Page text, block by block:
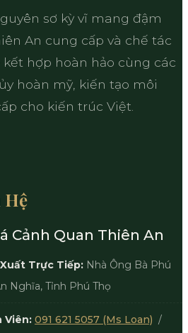
sơ kỳ vĩ mang đậm
An cung cấp và chế tác
hợp hoàn hảo cùng các
hoàn mỹ, kiến tạo môi
cho kiến trúc Việt.
Cảnh Quan Thiên An
Trực Tiếp: Nhà Ông Bà Phú
Nghĩa, Tỉnh Phú Thọ
Viên: 091 621 5057 (Ms Loan) /